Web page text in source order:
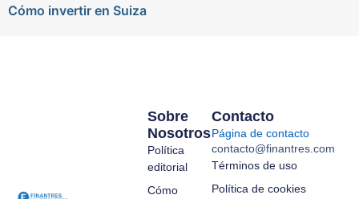
Cómo invertir en Suiza
Sobre
Nosotros
Política
editorial
Cómo
Contacto
Página de contacto
contacto@finantres.com
Términos de uso
Política de cookies